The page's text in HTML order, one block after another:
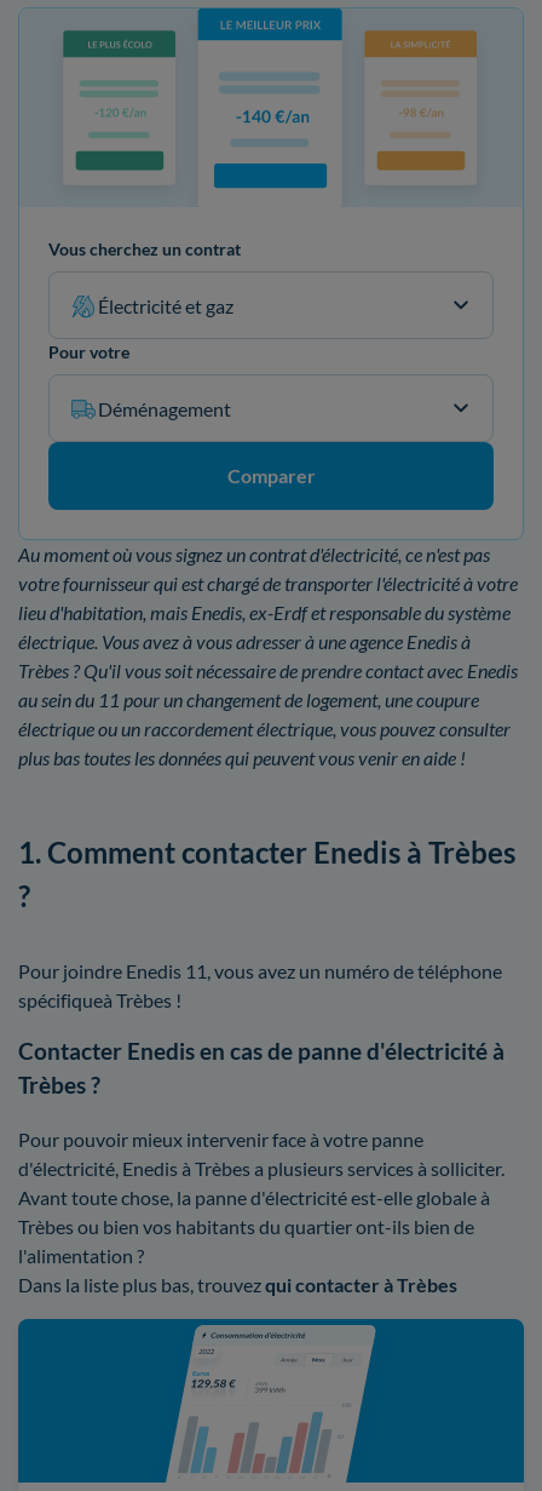
Vous cherchez un contrat
Électricité et gaz
Pour votre
Déménagement
Comparer
Au moment où vous signez un contrat d'électricité, ce n'est pas
votre fournisseur qui est chargé de transporter l'électricité à votre
lieu d'habitation, mais Enedis, ex-Erdf et responsable du système
électrique. Vous avez à vous adresser à une agence Enedis à
Trèbes ? Qu'il vous soit nécessaire de prendre contact avec Enedis
au sein du 11 pour un changement de logement, une coupure
électrique ou un raccordement électrique, vous pouvez consulter
plus bas toutes les données qui peuvent vous venir en aide !
1. Comment contacter Enedis à Trèbes
?
Pour joindre Enedis 11, vous avez un numéro de téléphone
spécifiqueà Trèbes !
Contacter Enedis en cas de panne d'électricité à
Trèbes ?
Pour pouvoir mieux intervenir face à votre panne
d'électricité, Enedis à Trèbes a plusieurs services à solliciter.
Avant toute chose, la panne d'électricité est-elle globale à
Trèbes ou bien vos habitants du quartier ont-ils bien de
l'alimentation ?
Dans la liste plus bas, trouvezqui contacter à Trèbes